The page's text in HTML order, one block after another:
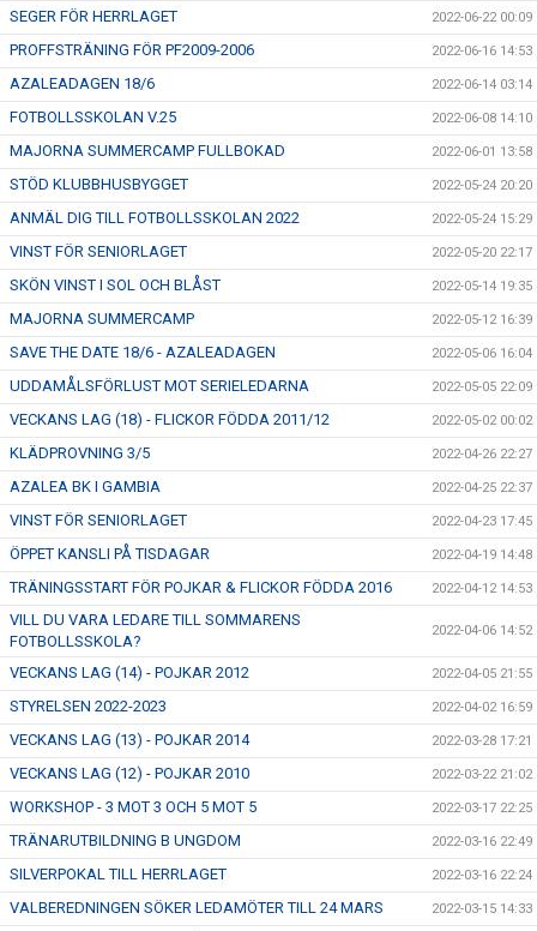
SEGER FÖR HERRLAGET 2022-06-22 00:09
PROFFSTRÄNING FÖR PF2009-2006 2022-06-16 14:53
AZALEADAGEN 18/6 2022-06-14 03:14
FOTBOLLSSKOLAN V.25 2022-06-08 14:10
MAJORNA SUMMERCAMP FULLBOKAD 2022-06-01 13:58
STÖD KLUBBHUSBYGGET 2022-05-24 20:20
ANMÄL DIG TILL FOTBOLLSSKOLAN 2022 2022-05-24 15:29
VINST FÖR SENIORLAGET 2022-05-20 22:17
SKÖN VINST I SOL OCH BLÅST 2022-05-14 19:35
MAJORNA SUMMERCAMP 2022-05-12 16:39
SAVE THE DATE 18/6 - AZALEADAGEN 2022-05-06 16:04
UDDAMÅLSFÖRLUST MOT SERIELEDARNA 2022-05-05 22:09
VECKANS LAG (18) - FLICKOR FÖDDA 2011/12 2022-05-02 00:02
KLÄDPROVNING 3/5 2022-04-26 22:27
AZALEA BK I GAMBIA 2022-04-25 22:37
VINST FÖR SENIORLAGET 2022-04-23 17:45
ÖPPET KANSLI PÅ TISDAGAR 2022-04-19 14:48
TRÄNINGSSTART FÖR POJKAR & FLICKOR FÖDDA 2016 2022-04-12 14:53
VILL DU VARA LEDARE TILL SOMMARENS
FOTBOLLSSKOLA?
2022-04-06 14:52
VECKANS LAG (14) - POJKAR 2012 2022-04-05 21:55
STYRELSEN 2022-2023 2022-04-02 16:59
VECKANS LAG (13) - POJKAR 2014 2022-03-28 17:21
VECKANS LAG (12) - POJKAR 2010 2022-03-22 21:02
WORKSHOP - 3 MOT 3 OCH 5 MOT 5 2022-03-17 22:25
TRÄNARUTBILDNING B UNGDOM 2022-03-16 22:49
SILVERPOKAL TILL HERRLAGET 2022-03-16 22:24
VALBEREDNINGEN SÖKER LEDAMÖTER TILL 24 MARS 2022-03-15 14:33